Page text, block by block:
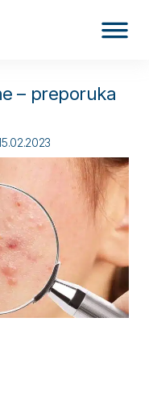
– preporuka